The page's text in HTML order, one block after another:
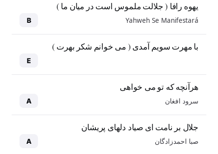
یهوه رافا ( جلالت ملموس است در میان ما )
Yahweh Se Manifestará
B
با مهرت سویم آمدی ( می خوانم شکر بهرت )
E
هرآنچه که تو می خواهی
سرود افغان A
جلال بر نامت ای صیاد دلهای پریشان
صبا احمدزادگان A